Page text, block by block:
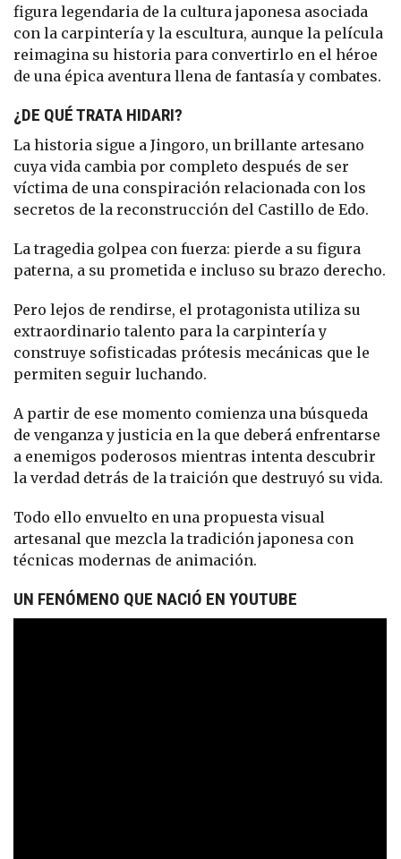
figura legendaria de la cultura japonesa asociada
con la carpintería y la escultura, aunque la película
reimagina su historia para convertirlo en el héroe
de una épica aventura llena de fantasía y combates.
¿DE QUÉ TRATA HIDARI?
La historia sigue a Jingoro, un brillante artesano
cuya vida cambia por completo después de ser
víctima de una conspiración relacionada con los
secretos de la reconstrucción del Castillo de Edo.
La tragedia golpea con fuerza: pierde a su figura
paterna, a su prometida e incluso su brazo derecho.
Pero lejos de rendirse, el protagonista utiliza su
extraordinario talento para la carpintería y
construye sofisticadas prótesis mecánicas que le
permiten seguir luchando.
A partir de ese momento comienza una búsqueda
de venganza y justicia en la que deberá enfrentarse
a enemigos poderosos mientras intenta descubrir
la verdad detrás de la traición que destruyó su vida.
Todo ello envuelto en una propuesta visual
artesanal que mezcla la tradición japonesa con
técnicas modernas de animación.
UN FENÓMENO QUE NACIÓ EN YOUTUBE